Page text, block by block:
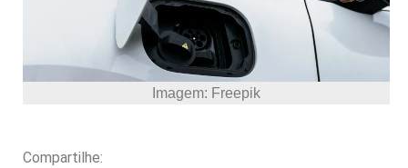
Imagem: Freepik
Compartilhe: